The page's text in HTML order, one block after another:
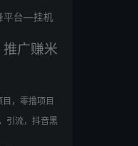
平台—挂机
推广赚米
，零撸项目
引流，抖音黑